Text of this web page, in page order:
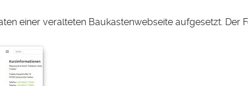
einer veralteten Baukastenwebseite aufgesetzt.